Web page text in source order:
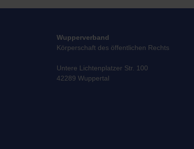
Wupperverband
Körperschaft des öffentlichen Rechts
Untere Lichtenplatzer Str. 100
42289 Wuppertal